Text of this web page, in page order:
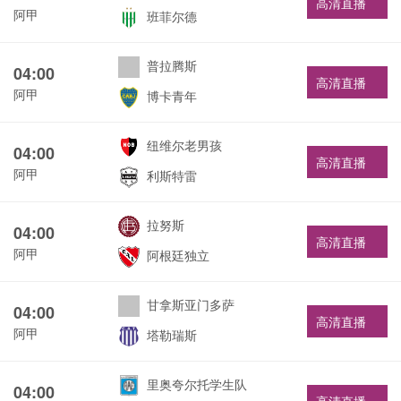
阿甲 班菲尔德
04:00
阿甲
普拉腾斯
博卡青年
高清直播
04:00
阿甲
纽维尔老男孩
利斯特雷
高清直播
04:00
阿甲
拉努斯
阿根廷独立
高清直播
04:00
阿甲
甘拿斯亚门多萨
塔勒瑞斯
高清直播
04:00
里奥夸尔托学生队